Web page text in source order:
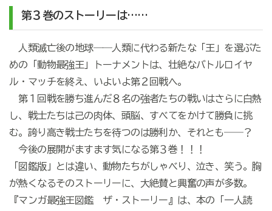
第３巻のストーリーは……
人類滅亡後の地球――人類に代わる新たな「王」を選ぶた
めの「動物最強王」トーナメントは、壮絶なバトルロイヤ
ル・マッチを終え、いよいよ第２回戦へ。
第１回戦を勝ち進んだ８名の強者たちの戦いはさらに白熱
し、戦士たちは己の肉体、頭脳、すべてをかけて勝負に挑
む。誇り高き戦士たちを待つのは勝利か、それとも――？
今後の展開がますます気になる第３巻！！！
「図鑑版」とは違い、動物たちがしゃべり、泣き、笑う。胸
が熱くなるそのストーリーに、大絶賛と興奮の声が多数。
『マンガ最強王図鑑 ザ・ストーリー』は、本の「一人読